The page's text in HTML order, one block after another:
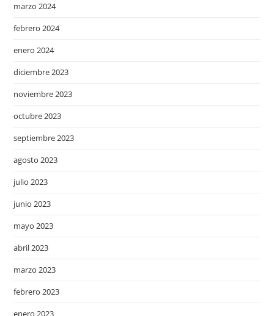
marzo 2024
febrero 2024
enero 2024
diciembre 2023
noviembre 2023
octubre 2023
septiembre 2023
agosto 2023
julio 2023
junio 2023
mayo 2023
abril 2023
marzo 2023
febrero 2023
enero 2023